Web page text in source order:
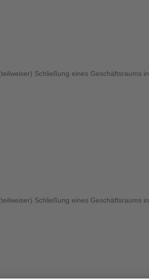
Schließung eines Geschäftsraums in
Schließung eines Geschäftsraums in